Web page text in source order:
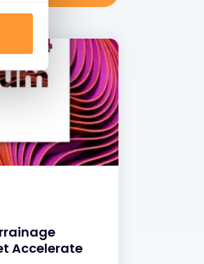
Accelerate